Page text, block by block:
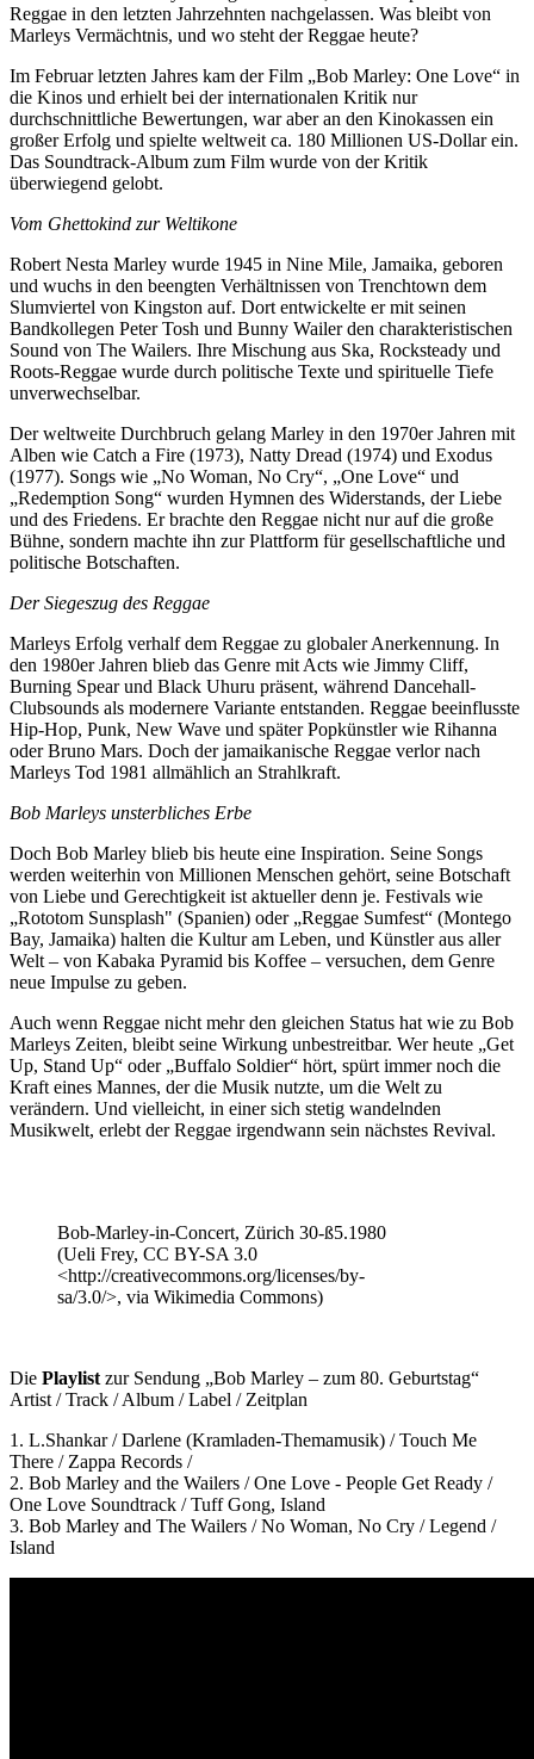
Reggae in den letzten Jahrzehnten nachgelassen. Was bleibt von
Marleys Vermächtnis, und wo steht der Reggae heute?
Im Februar letzten Jahres kam der Film „Bob Marley: One Love“ in
die Kinos und erhielt bei der internationalen Kritik nur
durchschnittliche Bewertungen, war aber an den Kinokassen ein
großer Erfolg und spielte weltweit ca. 180 Millionen US-Dollar ein.
Das Soundtrack-Album zum Film wurde von der Kritik
überwiegend gelobt.
Vom Ghettokind zur Weltikone
Robert Nesta Marley wurde 1945 in Nine Mile, Jamaika, geboren
und wuchs in den beengten Verhältnissen von Trenchtown dem
Slumviertel von Kingston auf. Dort entwickelte er mit seinen
Bandkollegen Peter Tosh und Bunny Wailer den charakteristischen
Sound von The Wailers. Ihre Mischung aus Ska, Rocksteady und
Roots-Reggae wurde durch politische Texte und spirituelle Tiefe
unverwechselbar.
Der weltweite Durchbruch gelang Marley in den 1970er Jahren mit
Alben wie Catch a Fire (1973), Natty Dread (1974) und Exodus
(1977). Songs wie „No Woman, No Cry“, „One Love“ und
„Redemption Song“ wurden Hymnen des Widerstands, der Liebe
und des Friedens. Er brachte den Reggae nicht nur auf die große
Bühne, sondern machte ihn zur Plattform für gesellschaftliche und
politische Botschaften.
Der Siegeszug des Reggae
Marleys Erfolg verhalf dem Reggae zu globaler Anerkennung. In
den 1980er Jahren blieb das Genre mit Acts wie Jimmy Cliff,
Burning Spear und Black Uhuru präsent, während Dancehall-
Clubsounds als modernere Variante entstanden. Reggae beeinflusste
Hip-Hop, Punk, New Wave und später Popkünstler wie Rihanna
oder Bruno Mars. Doch der jamaikanische Reggae verlor nach
Marleys Tod 1981 allmählich an Strahlkraft.
Bob Marleys unsterbliches Erbe
Doch Bob Marley blieb bis heute eine Inspiration. Seine Songs
werden weiterhin von Millionen Menschen gehört, seine Botschaft
von Liebe und Gerechtigkeit ist aktueller denn je. Festivals wie
„Rototom Sunsplash" (Spanien) oder „Reggae Sumfest“ (Montego
Bay, Jamaika) halten die Kultur am Leben, und Künstler aus aller
Welt – von Kabaka Pyramid bis Koffee – versuchen, dem Genre
neue Impulse zu geben.
Auch wenn Reggae nicht mehr den gleichen Status hat wie zu Bob
Marleys Zeiten, bleibt seine Wirkung unbestreitbar. Wer heute „Get
Up, Stand Up“ oder „Buffalo Soldier“ hört, spürt immer noch die
Kraft eines Mannes, der die Musik nutzte, um die Welt zu
verändern. Und vielleicht, in einer sich stetig wandelnden
Musikwelt, erlebt der Reggae irgendwann sein nächstes Revival.
Bob-Marley-in-Concert, Zürich 30-ß5.1980
(Ueli Frey, CC BY-SA 3.0
<http://creativecommons.org/licenses/by-
sa/3.0/>, via Wikimedia Commons)
Die Playlist zur Sendung „Bob Marley – zum 80. Geburtstag“
Artist / Track / Album / Label / Zeitplan
1. L.Shankar / Darlene (Kramladen-Themamusik) / Touch Me
There / Zappa Records /
2. Bob Marley and the Wailers / One Love - People Get Ready /
One Love Soundtrack / Tuff Gong, Island
3. Bob Marley and The Wailers / No Woman, No Cry / Legend /
Island